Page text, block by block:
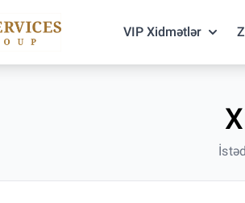
VIP Xidmətlər